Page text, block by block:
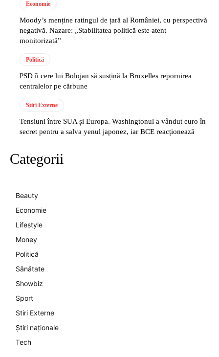
Economie
Moody’s menține ratingul de țară al României, cu perspectivă
negativă. Nazare: „Stabilitatea politică este atent
monitorizată”
Politică
PSD îi cere lui Bolojan să susțină la Bruxelles repornirea
centralelor pe cărbune
Stiri Externe
Tensiuni între SUA și Europa. Washingtonul a vândut euro în
secret pentru a salva yenul japonez, iar BCE reacționează
Categorii
Beauty
Economie
Lifestyle
Money
Politică
Sănătate
Showbiz
Sport
Stiri Externe
Știri naționale
Tech